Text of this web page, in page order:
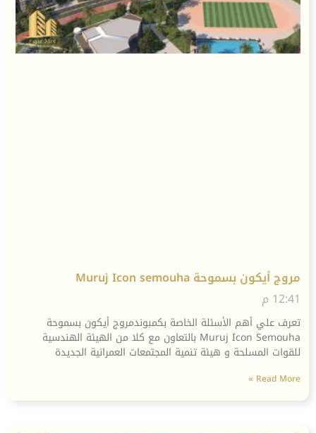
مروج أيكون بسموحة Muruj Icon semouha
12:41 م
تعرف علي أهم الأسئلة الخاصة بكمبوندمروج أيكون بسموحة
Muruj Icon Semouha بالتعاون مع كلا من الهيئة الهندسية
للقوات المسلحة و هيئة تنمية المجتمعات العمرانية الجديدة
Read More »